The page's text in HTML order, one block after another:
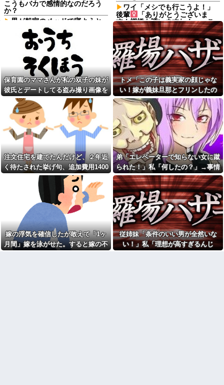
こうもバカで感情的なのだろう
か？
男が船室のベッドで寝ようと
していた。…えっ？あなたは誰
ですか？→ 見知らぬひとがいる
んだが…
【復讐】 絶対に「植えてはい
けない植物」を小学校に植えた
→20年経って見に行くと…
「！？」衝撃の光景が・・・
管理会社「エレベーターホー
ルでは遊ばせないでください」
私「うちの子じゃないんですけ
ど…」→まさかの展開になり…
ソロキャンが趣味だけど、男
にサイト内に侵入されたことが
ある。友達から「後ろ後
ろ！！」と叫ばれて...
母の入院で叔母の家に預けら
れた私。優しく迎えられた日々
のあと、両親に再会して思わず
号泣した理由は…
この小さな出来事でこの実行
力の差よ…と人生そのものが心
配になってしまう
友人の結婚式へ向かう日に、
トメから車を出せと要求され
た。断っただけなのに大騒ぎに
なってしまい…
トメ「この子は義実家の顔じ
ゃない！嫁が義妹旦那とフリン
したのよ！」私「DNA鑑定しま
ワイ「メシでも行こうよ！」
後輩
「ありがとうございま
す！棚橋も誘いますね！」←こ
れさあｗ
【画像あり】ディズニーの
「おいなり巻（600円）」、卑猥
すぎて賛否両論ｗｗｗｗｗ他
100均のレジで「白ありません
か？」と質問し、列をストップ
させてニヤニヤする迷惑サラリ
ーマン！並んでいる客の苛立ち
を楽しむ底意地の悪さに激怒
コインランドリーで私物の乾
燥機シートを「ご自由にどうぞ
だろw」と勝手に盗もうとした
DQN夫婦！注意したら「は？名
前かいてないんですけど」と逆
ギレ
食後に食器を流しへ置くと
き、初手でど真ん中に置くのは
今よければ後のことは考えな
い、自分さえよければいいとい
う考えが行動に現れてる
100均のレジで「白ありません
か？」と質問し、列をストップ
させてニヤニヤする迷惑サラリ
ーマン！並んでいる客の苛立ち
を楽しむ底意地の悪さに激怒
【人工障がい者】甥(28)「両親
が亡くなったんで僕のこと引き
取ってほしいんですけど！」な
んでいい年したヒキニートを引
き取らなきゃいけないんだよ！
保育園のママさんが私の双子の妹が
彼氏とデートしてる盗み撮り画像を
見せて「あとはわかるよね？とりあ
えず5万を家に持ってきて」と脅し
トメ「この子は義実家の顔じゃな
い！嫁が義妹旦那とフリンしたの
よ！」私「DNA鑑定します？」義妹
旦那「もちろんです」→結果…
注文住宅を建てたんだけど、２年近
く待たされた挙げ句、追加費用1400
万請求された。流石におかしいよ
弟「エレベーターで知らない女に蹴
られた！」私「何したの？」→事情
を聞いた家族全員が「それは自業自
得」と呆れてしまい…
嫁の浮気を確信したが敢えて「1ヶ
月間」嫁を泳がせた。すると嫁の不
従姉妹「条件のいい男が全然いな
い！」私「理想が高すぎるんじ